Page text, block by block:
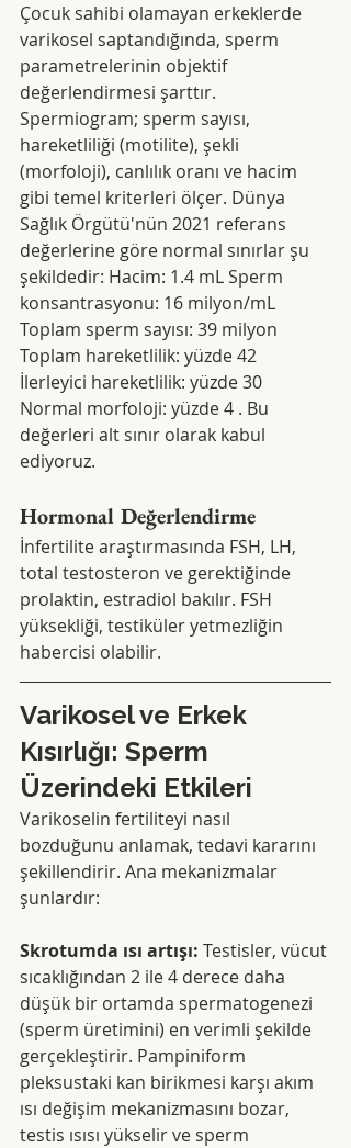
Çocuk sahibi olamayan erkeklerde
varikosel saptandığında, sperm
parametrelerinin objektif
değerlendirmesi şarttır.
Spermiogram; sperm sayısı,
hareketliliği (motilite), şekli
(morfoloji), canlılık oranı ve hacim
gibi temel kriterleri ölçer. Dünya
Sağlık Örgütü'nün 2021 referans
değerlerine göre normal sınırlar şu
şekildedir: Hacim: 1.4 mL Sperm
konsantrasyonu: 16 milyon/mL
Toplam sperm sayısı: 39 milyon
Toplam hareketlilik: yüzde 42
İlerleyici hareketlilik: yüzde 30
Normal morfoloji: yüzde 4 . Bu
değerleri alt sınır olarak kabul
ediyoruz.
Hormonal Değerlendirme
İnfertilite araştırmasında FSH, LH,
total testosteron ve gerektiğinde
prolaktin, estradiol bakılır. FSH
yüksekliği, testiküler yetmezliğin
habercisi olabilir.
Varikosel ve Erkek
Kısırlığı: Sperm
Üzerindeki Etkileri
Varikoselin fertiliteyi nasıl
bozduğunu anlamak, tedavi kararını
şekillendirir. Ana mekanizmalar
şunlardır:
Skrotumda ısı artışı: Testisler, vücut
sıcaklığından 2 ile 4 derece daha
düşük bir ortamda spermatogenezi
(sperm üretimini) en verimli şekilde
gerçekleştirir. Pampiniform
pleksustaki kan birikmesi karşı akım
ısı değişim mekanizmasını bozar,
testis ısısı yükselir ve sperm